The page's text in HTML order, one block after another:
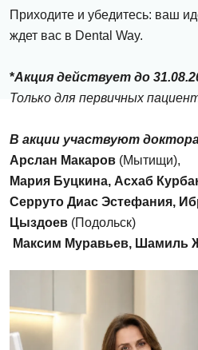
Приходите и убедитесь: ваш
ждет вас в Dental Way.
*Акция действует до
Только для первичных
В акции участвуют
Арслан Макаров (Мытищи),
Мария Буцкина, Асхаб
Серруто Диас Эстефания,
Цыздоев (Подольск)
Максим Муравьев, Шамиль
Минимально заметна при
дикцию.
Запишитесь сейчас и
Акция действует до 31.08.2026
Супер современная
другими акциями и
В клинике Солнцево акция
Акция действует до